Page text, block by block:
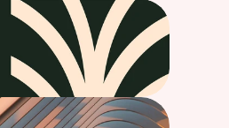
DESIGN + COMMUNICATION